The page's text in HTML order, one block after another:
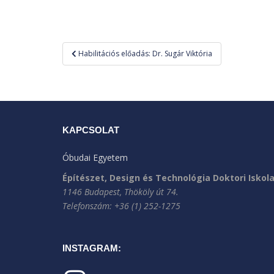
Bejegyzés
navigáció
Habilitációs előadás: Dr. Sugár Viktória
KAPCSOLAT
Óbudai Egyetem
Építészet, Design és Technológia Doktori Iskola
1146 Budapest, Thököly út 74.
Telefonszám: +36 (1) 252-1275
INSTAGRAM: